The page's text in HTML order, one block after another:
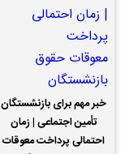
خبر مهم برای بازنشستگان
تأمین اجتماعی | زمان
احتمالی پرداخت معوقات